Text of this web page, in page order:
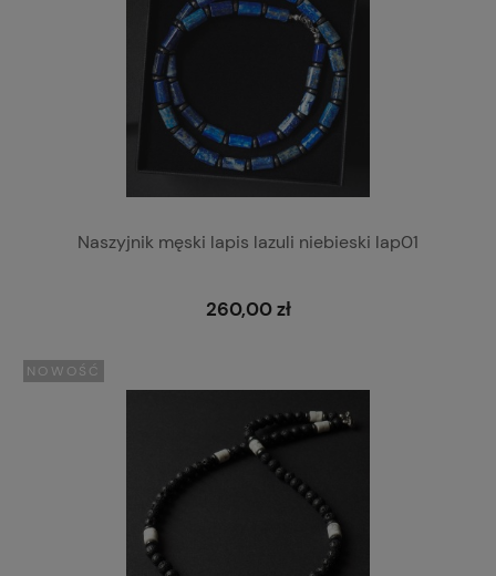
Naszyjnik męski lapis lazuli niebieski lap01
260,00 zł
NOWOŚĆ